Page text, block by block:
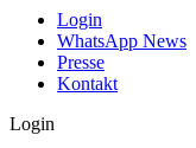
Login
WhatsApp News
Presse
Kontakt
Login